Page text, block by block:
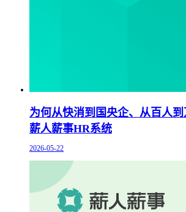
为何从快消到国央企、从百人
薪人薪事HR系统
2026-05-22